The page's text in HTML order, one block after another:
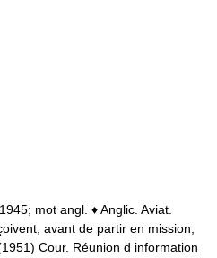
mot angl. ♦ Anglic. Aviat.
avant de partir en mission,
Cour. Réunion d information